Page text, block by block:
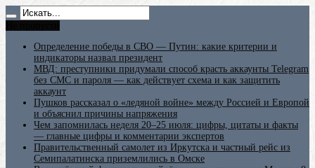
Определение победы в СВО — Путин: какие критерии и
индикаторы назвал президент
МВД: преступники придумали способ красть аккаунты Telegram
без СМС и пароля — как действует схема и как защитить
аккаунт
Пушков рассказал о «ледяной войне» между Россией и Европой
и объяснил причины напряжения
Чем запомнилась неделя 20–25 июля: цифры, цитаты и факты
— главные цифры и комментарии экспертов
Правительственный самолет из Иркутска и частный рейс из
Семипалатинска приземлились в Омске